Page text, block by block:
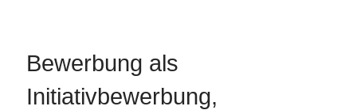
Bewerbung als
Initiativbewerbung,